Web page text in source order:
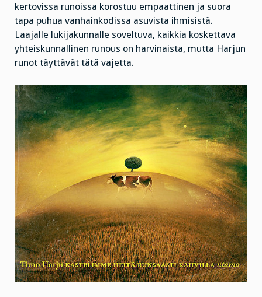
kertovissa runoissa korostuu empaattinen ja suora
tapa puhua vanhainkodissa asuvista ihmisistä.
Laajalle lukijakunnalle soveltuva, kaikkia koskettava
yhteiskunnallinen runous on harvinaista, mutta Harjun
runot täyttävät tätä vajetta.